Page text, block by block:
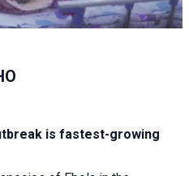
is fastest-growing